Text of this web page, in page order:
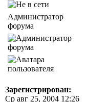
Администратор
форума
Зарегистрирован:
Ср авг 25, 2004 12:26